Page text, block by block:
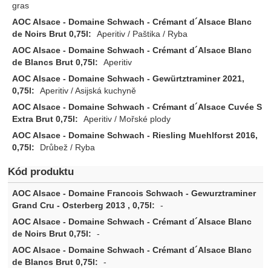
gras
Aperitiv / Paštika / Ryba
Aperitiv
Aperitiv / Asijská kuchyně
Aperitiv / Mořské plody
Drůbež / Ryba
Kód produktu
-
-
-